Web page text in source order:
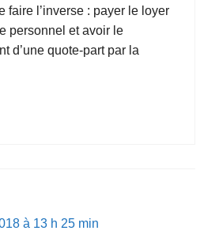
faire l’inverse : payer le loyer
personnel et avoir le
d’une quote-part par la
à 13 h 25 min